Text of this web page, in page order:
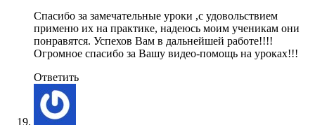
Спасибо за замечательные уроки ,с удовольствием
применю их на практике, надеюсь моим ученикам они
понравятся. Успехов Вам в дальнейшей работе!!!!
Огромное спасибо за Вашу видео-помощь на уроках!!!
Ответить